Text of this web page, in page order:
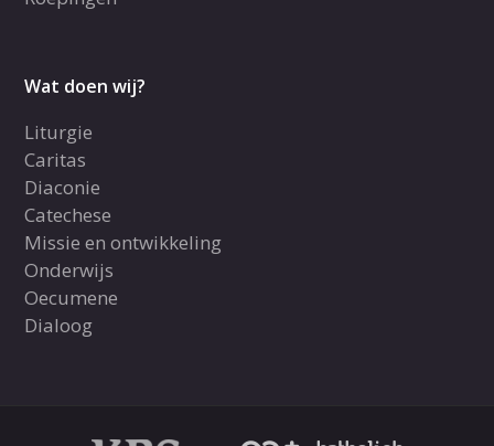
Wat doen wij?
Liturgie
Caritas
Diaconie
Catechese
Missie en ontwikkeling
Onderwijs
Oecumene
Dialoog